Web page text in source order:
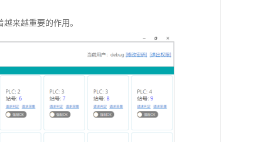
来越重要的作用。